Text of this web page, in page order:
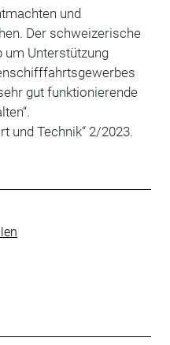
und
Der schweizerische
um Unterstützung
gut funktionierende
und Technik“ 2/2023.